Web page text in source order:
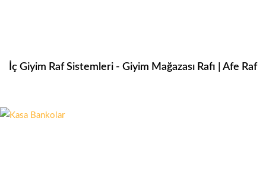
İç Giyim Raf Sistemleri - Giyim Mağazası Rafı | Afe Raf